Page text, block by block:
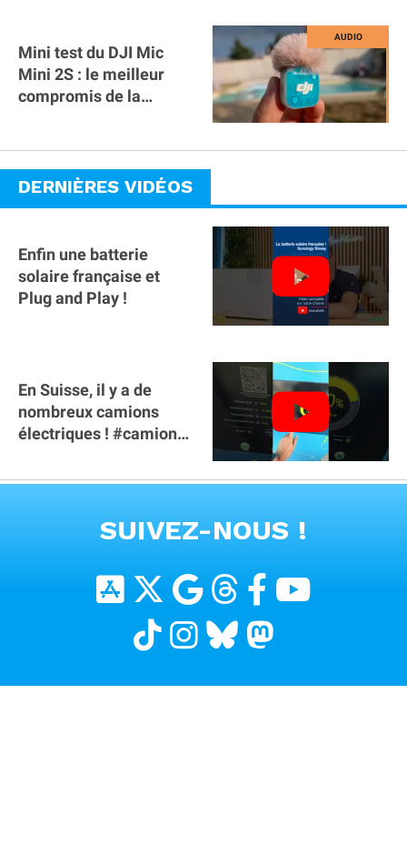
Mini test du DJI Mic
Mini 2S : le meilleur
compromis de la
DERNIÈRES VIDÉOS
Enfin une batterie
solaire française et
Plug and Play !
En Suisse, il y a de
nombreux camions
électriques ! #camion
#voitureelectrique
SUIVEZ-NOUS !